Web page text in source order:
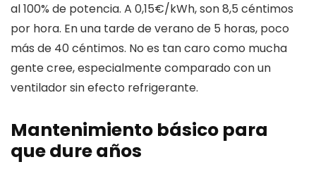
al 100% de potencia. A 0,15€/kWh, son 8,5 céntimos
por hora. En una tarde de verano de 5 horas, poco
más de 40 céntimos. No es tan caro como mucha
gente cree, especialmente comparado con un
ventilador sin efecto refrigerante.
Mantenimiento básico para
que dure años